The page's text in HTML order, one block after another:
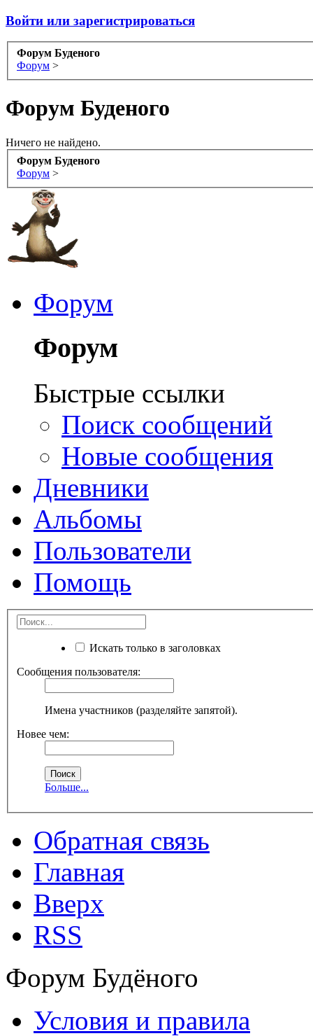
Войти или зарегистрироваться
Форум Буденого
Форум >
Форум Буденого
Ничего не найдено.
Форум Буденого
Форум >
Форум
Форум
Быстрые ссылки
Поиск сообщений
Новые сообщения
Дневники
Альбомы
Пользователи
Помощь
Искать только в заголовках
Сообщения пользователя:
Имена участников (разделяйте запятой).
Новее чем:
Больше...
Обратная связь
Главная
Вверх
RSS
Форум Будёного
Условия и правила